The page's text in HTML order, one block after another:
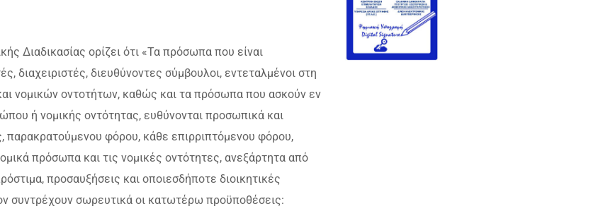
Διαδικασίας ορίζει ότι «Τα πρόσωπα που είναι
διαχειριστές, διευθύνοντες σύμβουλοι, εντεταλμένοι στη
νομικών οντοτήτων, καθώς και τα πρόσωπα που ασκούν εν
ή νομικής οντότητας, ευθύνονται προσωπικά και
φόρου, κάθε επιρριπτόμενου φόρου,
πρόσωπα και τις νομικές οντότητες, ανεξάρτητα από
προσαυξήσεις και οποιεσδήποτε διοικητικές
συντρέχουν σωρευτικά οι κατωτέρω προϋποθέσεις: